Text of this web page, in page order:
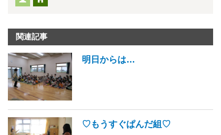
関連記事
明日からは…
♡もうすぐぱんだ組♡